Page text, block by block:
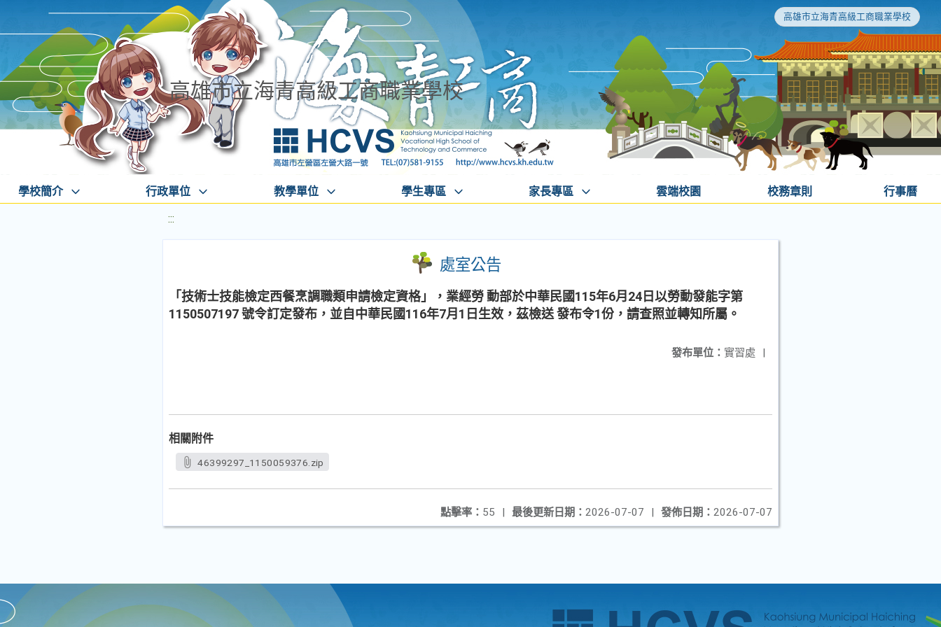
高雄市立海青高級工商職業學校
高雄市立海青高級工商職業學校
學校簡介 行政單位 教學單位 學生專區 家長專區 雲端校園 校務章則 行事曆
:::
處室公告
「技術士技能檢定西餐烹調職類申請檢定資格」，業經勞 動部於中華民國115年6月24日以勞動發能字第
1150507197 號令訂定發布，並自中華民國116年7月1日生效，茲檢送 發布令1份，請查照並轉知所屬。
發布單位： 實習處 |
相關附件
46399297_1150059376.zip
發佈日期： 2026-07-07
最後更新日期： 2026-07-07 |
點擊率： 55 |